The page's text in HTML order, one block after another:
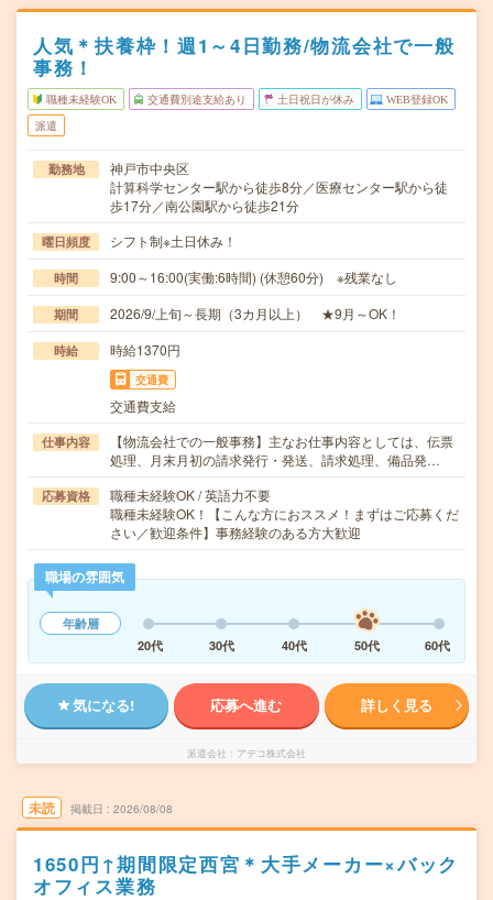
人気＊扶養枠！週1～4日勤務/物流会社で一般
事務！
職種未経験OK 交通費別途支給あり 土日祝日が休み WEB登録OK
派遣
勤務地
神戸市中央区
計算科学センター駅から徒歩8分／医療センター駅から徒
歩17分／南公園駅から徒歩21分
曜日頻度 シフト制※土日休み！
時間 9:00～16:00(実働:6時間) (休憩60分) ※残業なし
期間 2026/9/上旬～長期（3カ月以上） ★9月～OK！
時給 時給1370円
交通費
交通費支給
仕事内容
【物流会社での一般事務】主なお仕事内容としては、伝票
処理、月末月初の請求発行・発送、請求処理、備品発…
応募資格
職種未経験OK / 英語力不要
職種未経験OK！【こんな方におススメ！まずはご応募くだ
さい／歓迎条件】事務経験のある方大歓迎
職場の雰囲気
年齢層
20代
30代 40代 50代 60代
気になる! 応募へ進む 詳しく見る
派遣会社 アデコ株式会社
未読 掲載日 2026/08/08
1650円↑期間限定西宮＊大手メーカー×バック
オフィス業務